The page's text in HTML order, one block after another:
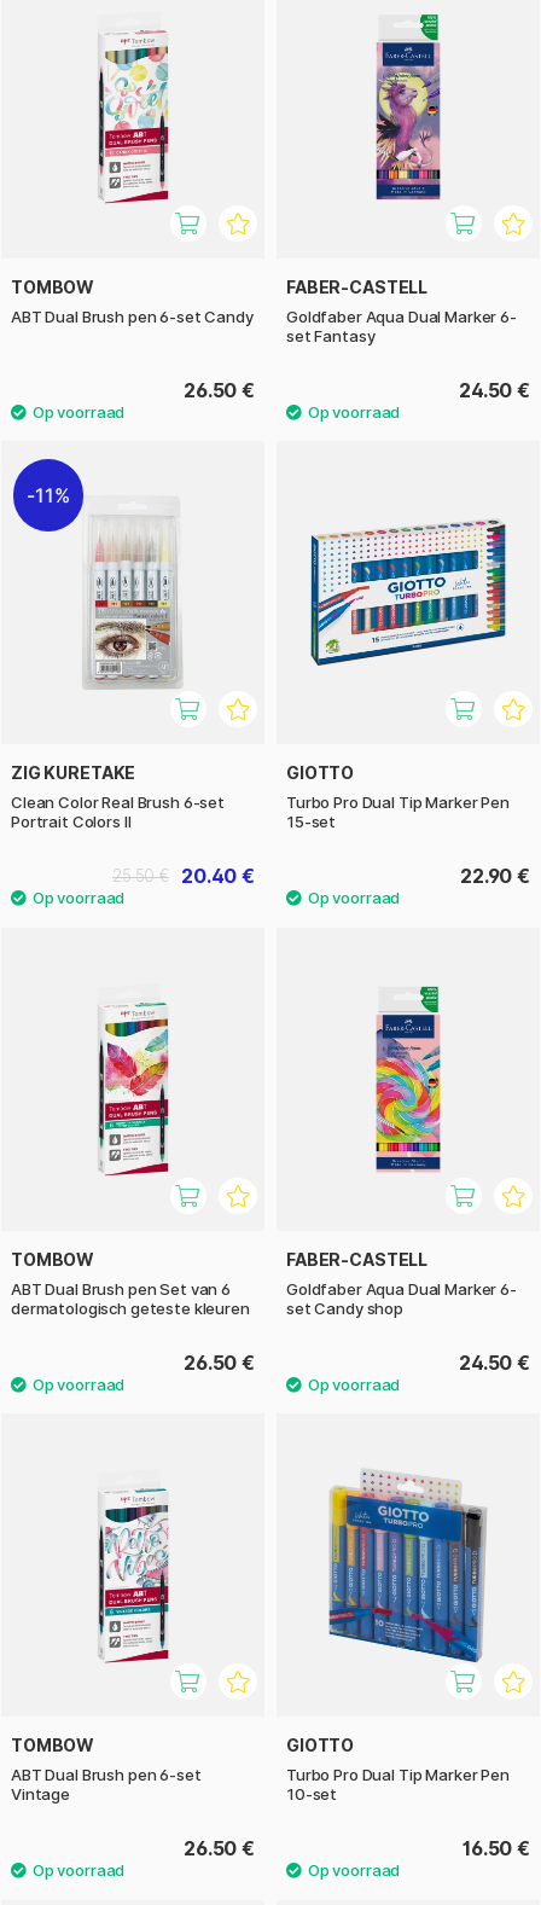
TOMBOW
ABT Dual Brush pen 6-set Candy
26.50 €
FABER-CASTELL
Goldfaber Aqua Dual Marker 6-
set Fantasy
24.50 €
11%
ZIG KURETAKE
Clean Color Real Brush 6-set
Portrait Colors II
20.40 €
25.50 €
GIOTTO
Turbo Pro Dual Tip Marker Pen
15-set
22.90 €
TOMBOW
ABT Dual Brush pen Set van 6
dermatologisch geteste kleuren
26.50 €
FABER-CASTELL
Goldfaber Aqua Dual Marker 6-
set Candy shop
24.50 €
TOMBOW
ABT Dual Brush pen 6-set
Vintage
26.50 €
GIOTTO
Turbo Pro Dual Tip Marker Pen
10-set
16.50 €